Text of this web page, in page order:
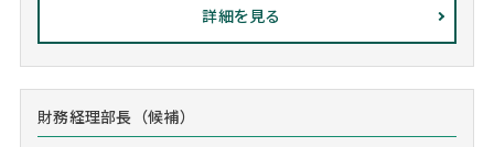
詳細を見る
財務経理部長（候補）